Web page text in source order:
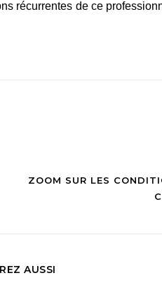
récurrentes de ce
ZOOM SUR LES
AUSSI